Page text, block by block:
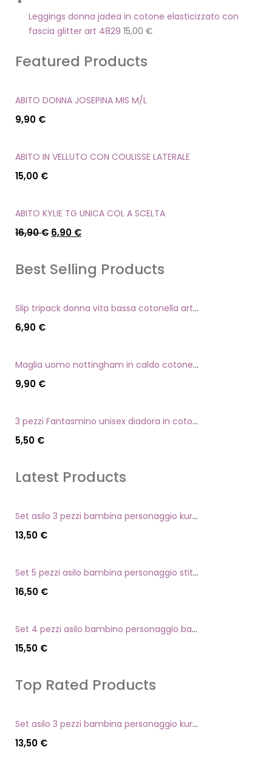
Leggings donna jadea in cotone elasticizzato con
fascia glitter art 4829 15,00 €
Featured Products
ABITO DONNA JOSEPINA MIS M/L
9,90 €
ABITO IN VELLUTO CON COULISSE LATERALE
15,00 €
ABITO KYLIE TG UNICA COL A SCELTA
16,90€ 6,90 €
Best Selling Products
Slip tripack donna vita bassa cotonella art 3165 in cotone elasticizzato
6,90 €
Maglia uomo nottingham in caldo cotone scollo a v manica lunga
9,90 €
3 pezzi Fantasmino unisex diadora in cotone mercerizzato tg dalla 35 alla 46
5,50 €
Latest Products
Set asilo 3 pezzi bambina personaggio kuromi
13,50 €
Set 5 pezzi asilo bambina personaggio stitch angel
16,50 €
Set 4 pezzi asilo bambino personaggio batman
15,50 €
Top Rated Products
Set asilo 3 pezzi bambina personaggio kuromi
13,50 €